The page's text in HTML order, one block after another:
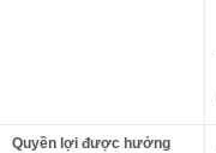
Quyền lợi được hưởng